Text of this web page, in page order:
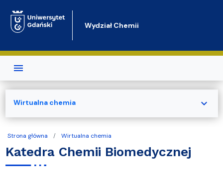
Wydział Chemii
Strona główna Wirtualna chemia
Katedra Chemii Biomedycznej
Wirtualna chemia expand_more